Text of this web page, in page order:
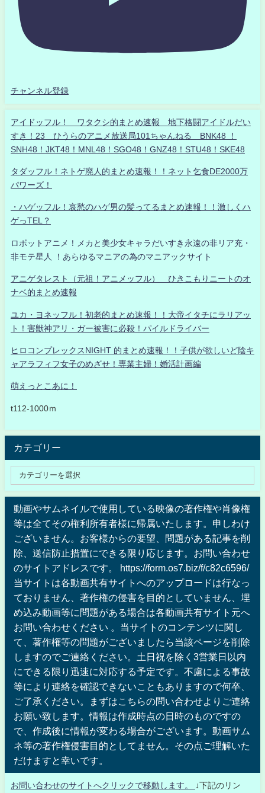
チャンネル登録
アイドッフル！ ワタクシ的まとめ速報 地下格闘アイドルだい
すき！23 ひうらのアニメ放送局101ちゃんねる BNK48 ！
SNH48！JKT48！MNL48！SGO48！GNZ48！STU48！SKE48
タダッフル！ネトゲ廃人的まとめ速報！！ネット乞食DE2000万
パワーズ！
・ハゲッフル！哀愁のハゲ男の髪ってるまとめ速報！！激しくハ
ゲっTEL？
ロボットアニメ！メカと美少女キャラだいすき永遠の非リア充・
非モテ星人 ！あらゆるマニアの為のマニアックサイト
アニゲタレスト（元祖！アニメッフル） ひきこもりニートのオ
ナベ的まとめ速報
ユカ・ヨネッフル！初老的まとめ速報！！大帝イタチにラリアッ
ト！害獣神アリ・ガー被害に必殺！パイルドライバー
ヒロコンプレックスNIGHT 的まとめ速報！！子供が欲しいど陰キ
ャアラフィフ女子のめざせ！専業主婦！婚活計画編
萌えっとこあに！
t112-1000ｍ
カテゴリー
動画やサムネイルで使用している映像の著作権や肖像権
等は全てその権利所有者様に帰属いたします。申しわけ
ございません。お客様からの要望、問題がある記事を削
除、送信防止措置にできる限り応じます。お問い合わせ
のサイトアドレスです。 https://form.os7.biz/f/c82c6596/
当サイトは各動画共有サイトへのアップロードは行なっ
ておりません、著作権の侵害を目的としていません、埋
め込み動画等に問題がある場合は各動画共有サイト元へ
お問い合わせください 。当サイトのコンテンツに関し
て、著作権等の問題がございましたら当該ページを削除
しますのでご連絡ください。土日祝を除く3営業日以内
にできる限り迅速に対応する予定です。不慮による事故
等により連絡を確認できないこともありますので何卒、
ご了承ください。まずはこちらの問い合わせよりご連絡
お願い致します。情報は作成時点の日時のものですの
で、作成後に情報が変わる場合がございます。動画サム
ネ等の著作権侵害目的としてません。その点ご理解いた
だけますと幸いです。
お問い合わせのサイトへクリックで移動します。
↓下記のリン